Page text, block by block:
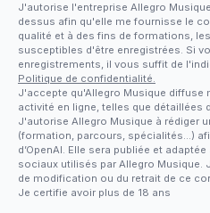
J'autorise l'entreprise Allegro
dessus afin qu'elle me fournisse le
qualité et à des fins de formations,
susceptibles d'être enregistrées. Si
enregistrements, il vous suffit de
Politique de confidentialité.
J'accepte qu'Allegro Musique
activité en ligne, telles que détaillées
J'autorise Allegro Musique à rédiger
(formation, parcours, spécialités…)
d’OpenAI. Elle sera publiée et
sociaux utilisés par Allegro
de modification ou du retrait de ce
Je certifie avoir plus de 18 ans